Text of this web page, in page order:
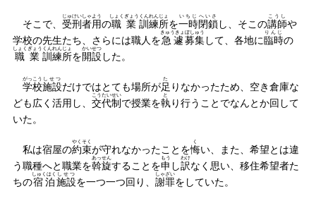
そこで、 受刑者用
じゅけいしゃよう
の職業
しょくぎょう
訓練所
くんれんじょ
を一時
いちじ
閉鎖
へいさ
し、そこの講師
こうし
や
学校の先生たち、さらには職人を急遽
きゅうきょ
募集
ぼしゅう
して、各地に臨時
りんじ
の
職業
しょくぎょう
訓練所
くんれんじょ
を開設
かいせつ
した。
学校
がっこう
施設
しせつ
だけではとても場所が足
た
りなかったため、空き倉庫な
ども広く活用し、 交代制
こうたいせい
で授業を執
と
り行うことでなんとか回して
いた。
私は宿屋の約束
やくそく
が守れなかったことを悔
く
い、また、希望とは違
う職種へと職業を斡旋
あっせん
することを申
もう
し訳
わけ
なく思い、移住希望者た
ちの宿泊
しゅくはく
施設
しせつ
を一つ一つ回り、 謝罪
しゃざい
をしていた。